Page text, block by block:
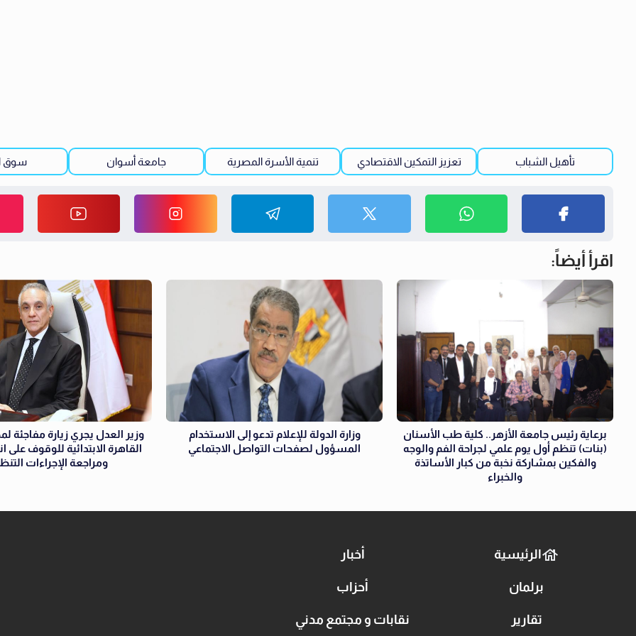
تأهيل الشباب تعزيز التمكين الاقتصادي تنمية الأسرة المصرية جامعة أسوان سوق
اقرأ أيضاً:
برعاية رئيس جامعة الأزهر.. كلية طب الأسنان
(بنات) تنظم أول يوم علمي لجراحة الفم والوجه
والفكين بمشاركة نخبة من كبار الأساتذة
والخبراء
وزارة الدولة للإعلام تدعو إلى الاستخدام
المسؤول لصفحات التواصل الاجتماعي
وزير العدل يجري زيارة
القاهرة الابتدائية للوقوف على
ومراجعة الإجراءات
الرئيسية أخبار
برلمان أحزاب
تقارير نقابات و مجتمع مدني